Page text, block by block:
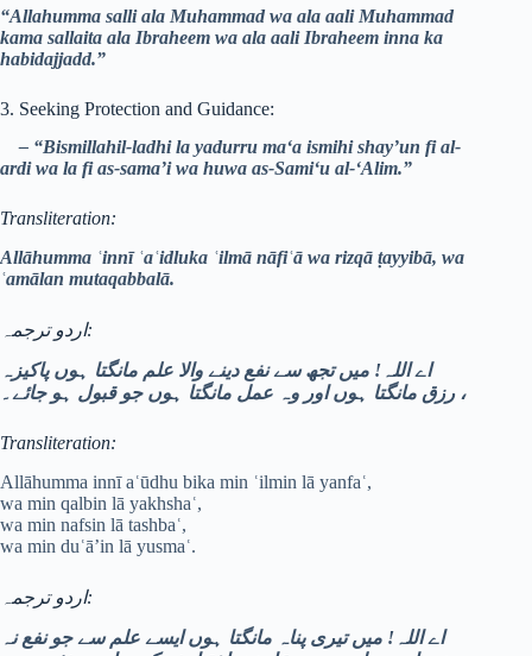
“Allahumma salli ala Muhammad wa ala aali Muhammad
kama sallaita ala Ibraheem wa ala aali Ibraheem inna ka
habidajjadd.”
3. Seeking Protection and Guidance:
– “Bismillahil-ladhi la yadurru ma‘a ismihi shay’un fi al-
ardi wa la fi as-sama’i wa huwa as-Sami‘u al-‘Alim.”
Transliteration:
Allāhumma ʿinnī ʿaʿidluka ʿilmā nāfiʿā wa rizqā ṭayyibā, wa
ʿamālan mutaqabbalā.
اردو ترجمہ:
اے اللہ! میں تجھ سے نفع دینے والا علم مانگتا ہوں پاکیزہ
،
Transliteration:
Allāhumma innī aʿūdhu bika min ʿilmin lā yanfaʿ,
wa min qalbin lā yakhshaʿ,
wa min nafsin lā tashbaʿ,
wa min duʿā’in lā yusmaʿ.
اردو ترجمہ:
اے اللہ! میں تیری پناہ مانگتا ہوں ایسے علم سے جو نفع نہ